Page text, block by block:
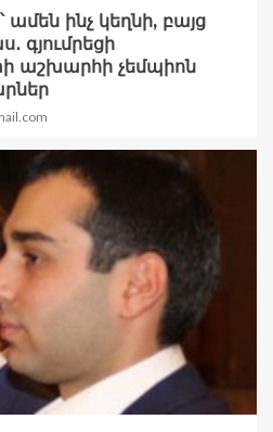
ամեն ինչ կեղնի, բայց
գյումրեցի
չեմպիոն